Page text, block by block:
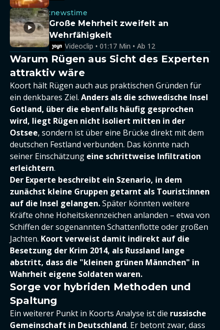
:newstime
Große Mehrheit zweifelt an
Wehrfähigkeit
Videoclip • 01:17 Min • Ab 12
Warum Rügen aus Sicht des Experten
attraktiv wäre
Koort hält Rügen auch aus praktischen Gründen für
ein denkbares Ziel. Anders als die schwedische Insel
Gotland, über die ebenfalls häufig gesprochen
wird, liegt Rügen nicht isoliert mitten in der
Ostsee, sondern ist über eine Brücke direkt mit dem
deutschen Festland verbunden. Das könnte nach
seiner Einschätzung eine schrittweise Infiltration
erleichtern.
Der Experte beschreibt ein Szenario, in dem
zunächst kleine Gruppen getarnt als Tourist:innen
auf die Insel gelangen.Später könnten weitere
Kräfte ohne Hoheitskennzeichen anlanden – etwa von
Schiffen der sogenannten Schattenflotte oder großen
Jachten. Koort verweist damit indirekt auf die
Besetzung der Krim 2014, als Russland lange
abstritt, dass die "kleinen grünen Männchen" in
Wahrheit eigene Soldaten waren.
Sorge vor hybriden Methoden und
Spaltung
Ein weiterer Punkt in Koorts Analyse ist die russische
Gemeinschaft in Deutschland. Er betont zwar, dass